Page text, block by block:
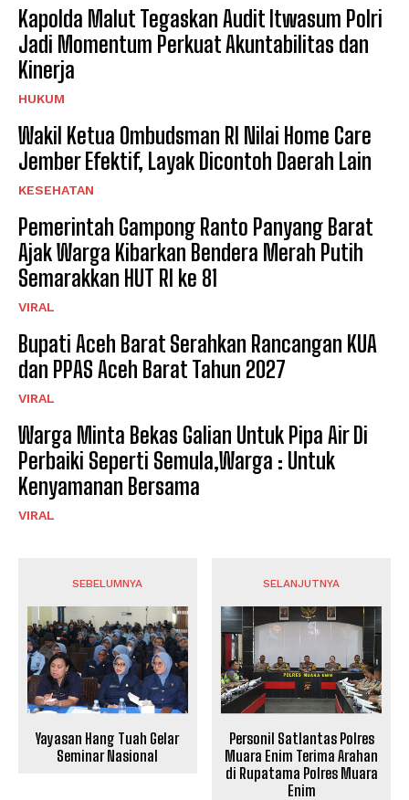
Kapolda Malut Tegaskan Audit Itwasum Polri
Jadi Momentum Perkuat Akuntabilitas dan
Kinerja
HUKUM
Wakil Ketua Ombudsman RI Nilai Home Care
Jember Efektif, Layak Dicontoh Daerah Lain
KESEHATAN
Pemerintah Gampong Ranto Panyang Barat
Ajak Warga Kibarkan Bendera Merah Putih
Semarakkan HUT RI ke 81
VIRAL
Bupati Aceh Barat Serahkan Rancangan KUA
dan PPAS Aceh Barat Tahun 2027
VIRAL
Warga Minta Bekas Galian Untuk Pipa Air Di
Perbaiki Seperti Semula,Warga : Untuk
Kenyamanan Bersama
VIRAL
SEBELUMNYA
Yayasan Hang Tuah Gelar
Seminar Nasional
SELANJUTNYA
Personil Satlantas Polres
Muara Enim Terima Arahan
di Rupatama Polres Muara
Enim